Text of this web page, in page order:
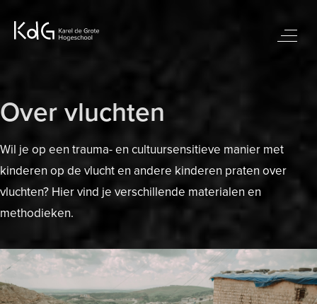
Over vluchten
Wil je op een trauma- en cultuursensitieve manier met
kinderen op de vlucht en andere kinderen praten over
vluchten? Hier vind je verschillende materialen en
methodieken.